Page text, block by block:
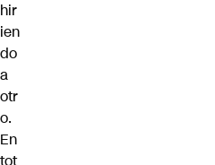
hir
ien
do
a
otr
o.
En
tot